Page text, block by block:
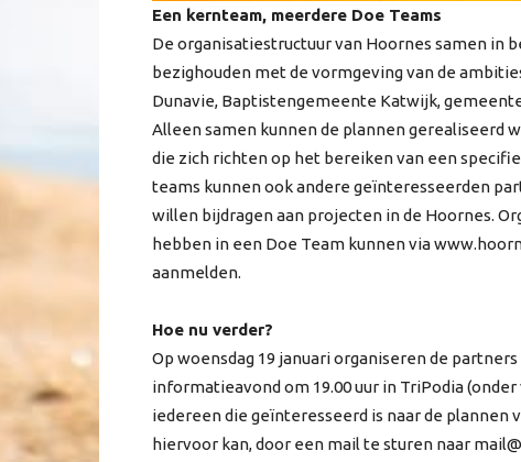
Een kernteam, meerdere Doe Teams
De organisatiestructuur van Hoornes samen in
bezighouden met de vormgeving van de
Dunavie, Baptistengemeente Katwijk,
Alleen samen kunnen de plannen gerealiseerd
die zich richten op het bereiken van een
teams kunnen ook andere geïnteresseerden
willen bijdragen aan projecten in de Hoornes.
hebben in een Doe Team kunnen via
aanmelden.
Hoe nu verder?
Op woensdag 19 januari organiseren de
informatieavond om 19.00 uur in TriPodia
iedereen die geïnteresseerd is naar de plannen
hiervoor kan, door een mail te sturen naar